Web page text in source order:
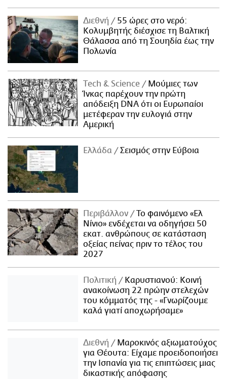
Διεθνή
55 ώρες στο νερό:
Κολυμβητής διέσχισε τη Βαλτική
Θάλασσα από τη Σουηδία έως την
Πολωνία
Τech & Science
Μούμιες των
Ίνκας παρέχουν την πρώτη
απόδειξη DNA ότι οι Ευρωπαίοι
μετέφεραν την ευλογιά στην
Αμερική
Ελλάδα Σεισμός στην Εύβοια
Περιβάλλον
Το φαινόμενο «Ελ
Νίνιο» ενδέχεται να οδηγήσει 50
εκατ. ανθρώπους σε κατάσταση
οξείας πείνας πριν το τέλος του
2027
Πολιτική
Καρυστιανού: Κοινή
ανακοίνωση 22 πρώην στελεχών
του κόμματός της - «Γνωρίζουμε
καλά γιατί αποχωρήσαμε»
Διεθνή
Μαροκινός αξιωματούχος
για Θέουτα: Είχαμε προειδοποιήσει
την Ισπανία για τις επιπτώσεις μιας
δικαστικής απόφασης